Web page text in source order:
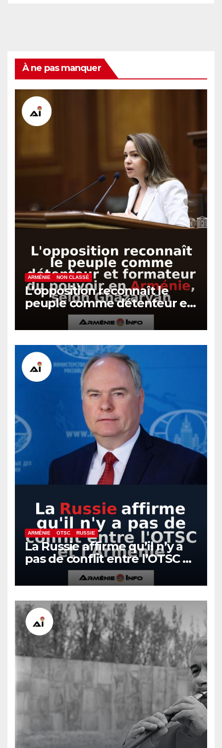
À ne pas manquer
ARMÉNIE NON CLASSÉ
L’opposition reconnaît le
peuple comme détenteur et
formateur du pouvoir en
Arménie, selon Ghazaryan
ARMÉNIE OTSC RUSSIE
La Russie affirme qu’il n’y a
pas de conflit entre l’OTSC et
l’Arménie